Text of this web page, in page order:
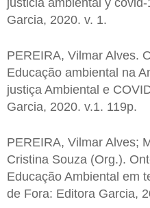
justicia ambiental y
Garcia, 2020. v. 1.
PEREIRA, Vilmar Alves.
Educação ambiental na
justiça Ambiental e
Garcia, 2020. v.1. 119p.
PEREIRA, Vilmar Alves;
Cristina Souza (Org.).
Educação Ambiental em
de Fora: Editora Garcia,